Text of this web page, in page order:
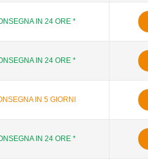
IN 24 ORE *
IN 24 ORE *
IN 5 GIORNI
IN 24 ORE *